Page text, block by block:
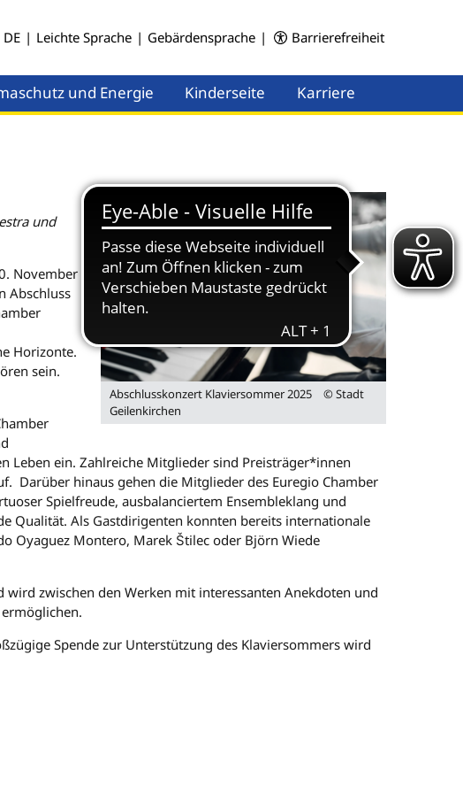
DE | Leichte Sprache | Gebärdensprache | Barrierefreiheit
und Energie
Kinderseite
Karriere
Abschlusskonzert Klaviersommer 2025
© Stadt
Geilenkirchen
und
November
Abschluss
Horizonte.
sein.
Leben ein. Zahlreiche Mitglieder sind Preisträger*innen
Darüber hinaus gehen die Mitglieder des Euregio Chamber
Spielfreude, ausbalanciertem Ensembleklang und
Qualität. Als Gastdirigenten konnten bereits internationale
Oyaguez Montero, Marek Štilec oder Björn Wiede
zwischen den Werken mit interessanten Anekdoten und
Spende zur Unterstützung des Klaviersommers wird